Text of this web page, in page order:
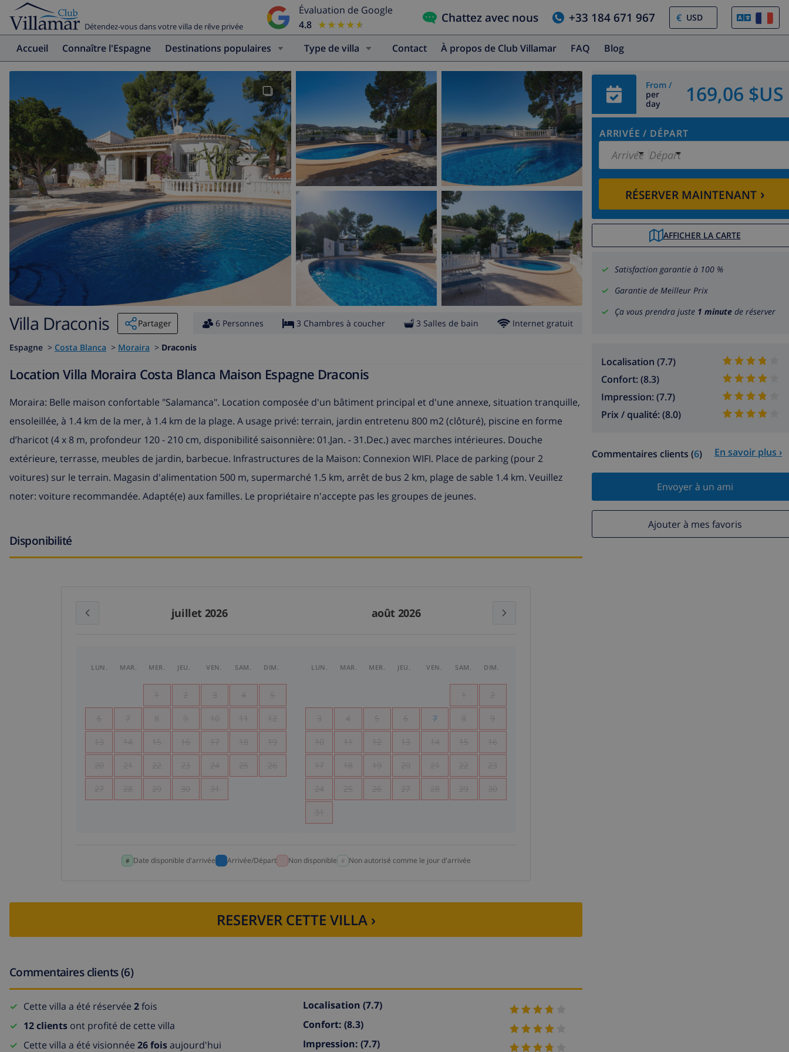
Détendez-vous dans votre villa de rêve privée
Évaluation de Google
4.8 ★★★★★
★★★★★ Chattez avec nous +33 184 671 967 €
Accueil Connaître l'Espagne Destinations populaires Type de villa Contact À propos de Club Villamar FAQ Blog
From /
per
day
169,06 $US
ARRIVÉE / DÉPART
Arrivée Départ
RÉSERVER MAINTENANT›
AFFICHER LA CARTE
Satisfaction garantie à 100 %
Garantie de Meilleur Prix
Ça vous prendra juste 1 minute de réserver
Localisation (7.7)
Confort: (8.3)
Impression: (7.7)
Prix / qualité: (8.0)
Commentaires clients (6) En savoir plus ›
Envoyer à un ami
Ajouter à mes favoris
Villa Draconis Partager 6 Personnes 3 Chambres à coucher 3 Salles de bain Internet gratuit
Espagne > Costa Blanca > Moraira > Draconis
Location Villa Moraira Costa Blanca Maison Espagne Draconis
Moraira: Belle maison confortable "Salamanca". Location composée d'un bâtiment principal et d'une annexe, situation tranquille,
ensoleillée, à 1.4 km de la mer, à 1.4 km de la plage. A usage privé: terrain, jardin entretenu 800 m2 (clôturé), piscine en forme
d’haricot (4 x 8 m, profondeur 120 - 210 cm, disponibilité saisonnière: 01.Jan. - 31.Dec.) avec marches intérieures. Douche
extérieure, terrasse, meubles de jardin, barbecue. Infrastructures de la Maison: Connexion WIFI. Place de parking (pour 2
voitures) sur le terrain. Magasin d'alimentation 500 m, supermarché 1.5 km, arrêt de bus 2 km, plage de sable 1.4 km. Veuillez
noter: voiture recommandée. Adapté(e) aux familles. Le propriétaire n'accepte pas les groupes de jeunes.
Disponibilité
juillet 2026 août 2026
LUN. MAR. MER. JEU. VEN. SAM. DIM.
1 2 3 4 5
6 7 8 9 10 11 12
13 14 15 16 17 18 19
20 21 22 23 24 25 26
27 28 29 30 31
LUN. MAR. MER. JEU. VEN. SAM. DIM.
1 2
3 4 5 6 7 8 9
10 11 12 13 14 15 16
17 18 19 20 21 22 23
24 25 26 27 28 29 30
31
Date disponible d'arrivée Arrivée/Départ Non disponible Non autorisé comme le jour d'arrivée
RESERVER CETTE VILLA ›
Commentaires clients (6)
Cette villa a été réservée 2fois
12 clients ont profité de cette villa
Cette villa a été visionnée 26 foisaujourd'hui
Localisation (7.7)
Confort: (8.3)
Impression: (7.7)